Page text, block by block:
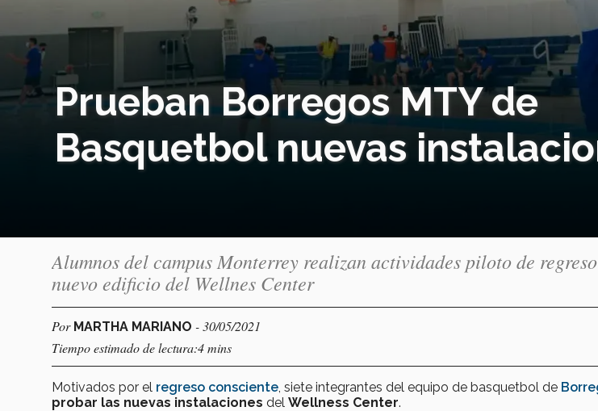
Prueban Borregos MTY de
Basquetbol nuevas
Alumnos del campus Monterrey realizan actividades piloto de
nuevo edificio del Wellnes Center
Por MARTHA MARIANO - 30/05/2021
Tiempo estimado de lectura:4 mins
Motivados por el regreso consciente , siete integrantes del equipo de basquetbol de
probar las nuevas instalaciones del Wellness Center.